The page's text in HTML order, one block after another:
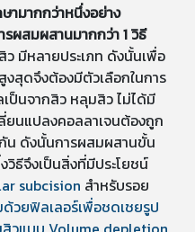
ามากกว่าหนึ่งอย่าง
ผสมผสานมากกว่า 1 วิธี
มีหลายประเภท ดังนั้นเพื่อ
สุดจึงต้องมีตัวเลือกในการ
ป็นจากสิว หลุมสิว ไม่ได้มี
ยนแปลงคอลลาเจนต้องถูก
น ดังนั้นการผสมผสานขั้น
ธีจึงเป็นสิ่งที่มีประโยชน์
subcision สำหรับรอย
ด้วยฟิลเลอร์เพื่อชดเชยรูป